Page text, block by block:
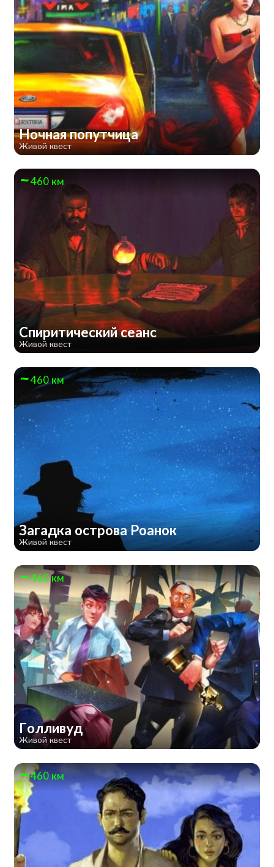
Ночная попутчица
Живой квест
460 км
Спиритический сеанс
Живой квест
460 км
Загадка острова Роанок
Живой квест
460 км
Голливуд
Живой квест
460 км